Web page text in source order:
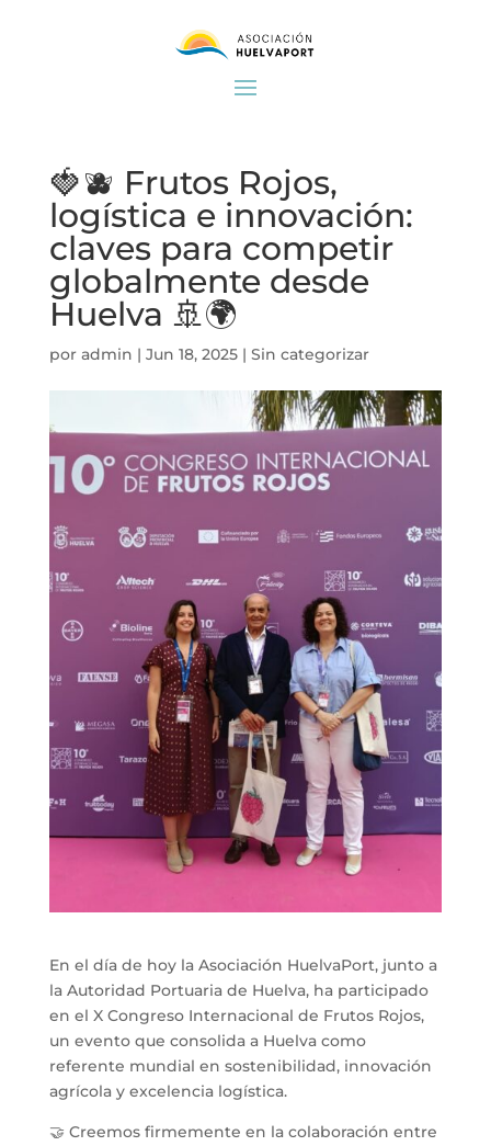
🍓🫐 Frutos Rojos,
logística e innovación:
claves para competir
globalmente desde
Huelva 🚢🌍
por admin | Jun 18, 2025| Sin categorizar
En el día de hoy la Asociación HuelvaPort, junto a
la Autoridad Portuaria de Huelva, ha participado
en el X Congreso Internacional de Frutos Rojos,
un evento que consolida a Huelva como
referente mundial en sostenibilidad, innovación
agrícola y excelencia logística.
🤝 Creemos firmemente en la colaboración entre